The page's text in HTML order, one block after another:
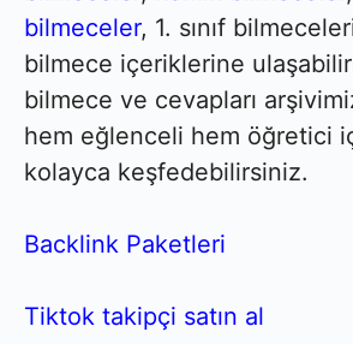
bilmeceler, 1. sınıf
bilmece içeriklerine
bilmece ve cevapları
hem eğlenceli hem öğretici
kolayca keşfedebilirsiniz.
Backlink Paketleri
Tiktok takipçi satın al